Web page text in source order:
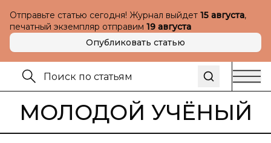
Отправьте статью сегодня! Журнал выйдет 15 августа,
печатный экземпляр отправим 19 августа
Опубликовать статью
МОЛОДОЙ УЧЁНЫЙ